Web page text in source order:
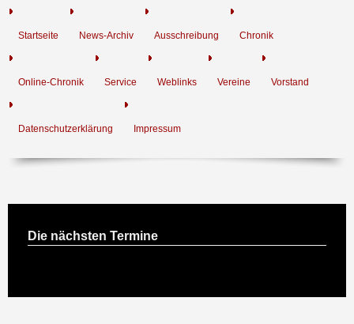
Startseite News-Archiv Ausschreibung Chronik
Online-Chronik Service Weblinks Vereine Vorstand
Datenschutzerklärung Impressum
Die nächsten Termine